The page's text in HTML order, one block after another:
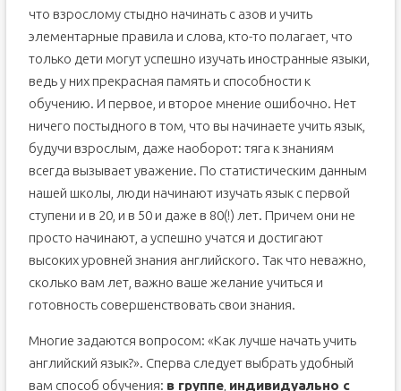
что взрослому стыдно начинать с азов и учить
элементарные правила и слова, кто-то полагает, что
только дети могут успешно изучать иностранные языки,
ведь у них прекрасная память и способности к
обучению. И первое, и второе мнение ошибочно. Нет
ничего постыдного в том, что вы начинаете учить язык,
будучи взрослым, даже наоборот: тяга к знаниям
всегда вызывает уважение. По статистическим данным
нашей школы, люди начинают изучать язык с первой
ступени и в 20, и в 50 и даже в 80(!) лет. Причем они не
просто начинают, а успешно учатся и достигают
высоких уровней знания английского. Так что неважно,
сколько вам лет, важно ваше желание учиться и
готовность совершенствовать свои знания.
Многие задаются вопросом: «Как лучше начать учить
английский язык?». Сперва следует выбрать удобный
вам способ обучения: в группе, индивидуально с